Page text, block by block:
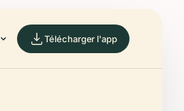
Télécharger l'app